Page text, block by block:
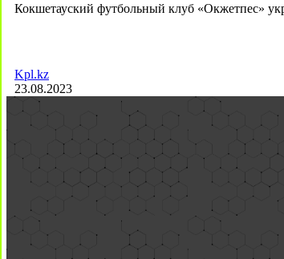
Кокшетауский футбольный клуб «Окжетпес»
Kpl.kz
23.08.2023